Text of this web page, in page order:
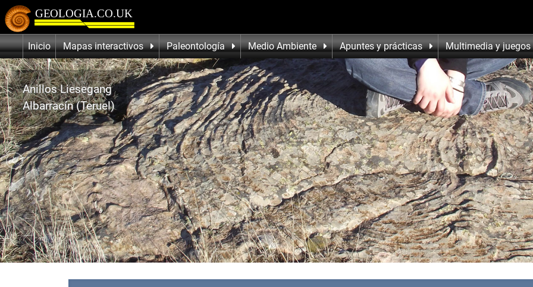
Inicio Mapas interactivos Paleontología Medio Ambiente Apuntes y prácticas Multimedia y juegos
Anillos Liesegang
Albarracín (Teruel)